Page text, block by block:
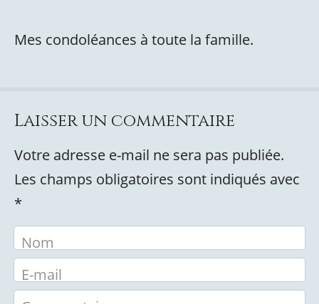
Mes condoléances à toute la famille.
Laisser un commentaire
Votre adresse e-mail ne sera pas publiée.
Les champs obligatoires sont indiqués avec
*
Nom
E-mail